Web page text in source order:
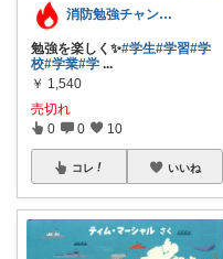
消防勉強チャンネ7/27感謝☀️
勉強を楽しく✨#学生#学習#学
校#学業#学 ...
￥ 1,540
売切れ
0 0 10
コレ いいね